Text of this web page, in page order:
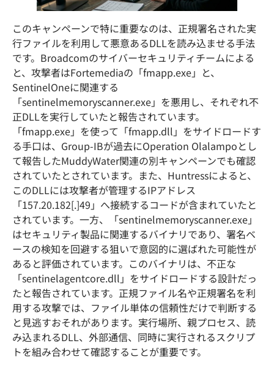
このキャンペーンで特に重要なのは、正規署名された実
行ファイルを利用して悪意あるDLLを読み込ませる手法
です。Broadcomのサイバーセキュリティチームによる
と、攻撃者はFortemediaの「fmapp.exe」と、
SentinelOneに関連する
「sentinelmemoryscanner.exe」を悪用し、それぞれ不
正DLLを実行していたと報告されています。
「fmapp.exe」を使って「fmapp.dll」をサイドロードす
る手口は、Group-IBが過去にOperation Olalampoとし
て報告したMuddyWater関連の別キャンペーンでも確認
されていたとされています。また、Huntressによると、
このDLLには攻撃者が管理するIPアドレス
「157.20.182[.]49」へ接続するコードが含まれていたと
されています。一方、「sentinelmemoryscanner.exe」
はセキュリティ製品に関連するバイナリであり、署名ベ
ースの検知を回避する狙いで意図的に選ばれた可能性が
あると評価されています。このバイナリは、不正な
「sentinelagentcore.dll」をサイドロードする設計だっ
たと報告されています。正規ファイル名や正規署名を利
用する攻撃では、ファイル単体の信頼性だけで判断する
と見逃すおそれがあります。実行場所、親プロセス、読
み込まれるDLL、外部通信、同時に実行されるスクリプ
トを組み合わせて確認することが重要です。